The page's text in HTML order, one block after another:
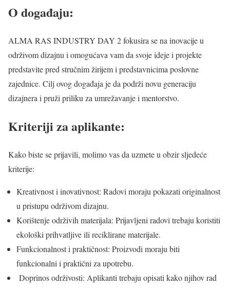
O događaju:
ALMA RAS INDUSTRY DAY 2 fokusira se na inovacije u
održivom dizajnu i omogućava vam da svoje ideje i projekte
predstavite pred stručnim žirijem i predstavnicima poslovne
zajednice. Cilj ovog događaja je da podrži novu generaciju
dizajnera i pruži priliku za umrežavanje i mentorstvo.
Kriteriji za aplikante:
Kako biste se prijavili, molimo vas da uzmete u obzir sljedeće
kriterije:
Kreativnost i inovativnost: Radovi moraju pokazati originalnost
u pristupu održivom dizajnu.
Korištenje održivih materijala: Prijavljeni radovi trebaju koristiti
ekološki prihvatljive ili reciklirane materijale.
Funkcionalnost i praktičnost: Proizvodi moraju biti
funkcionalni i praktični za upotrebu.
Doprinos održivosti: Aplikanti trebaju opisati kako njihov rad